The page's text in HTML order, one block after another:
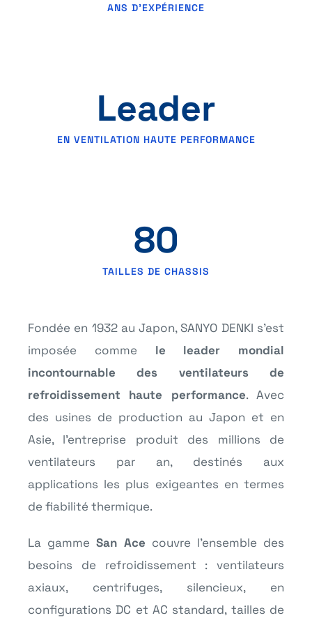
ANS D’EXPÉRIENCE
Leader
EN VENTILATION HAUTE PERFORMANCE
80
TAILLES DE CHASSIS
Fondée en 1932 au Japon, SANYO DENKI s’est
imposée comme le leader mondial
incontournable des ventilateurs de
refroidissement haute performance. Avec
des usines de production au Japon et en
Asie, l’entreprise produit des millions de
ventilateurs par an, destinés aux
applications les plus exigeantes en termes
de fiabilité thermique.
La gammeSan Ace couvre l’ensemble des
besoins de refroidissement : ventilateurs
axiaux, centrifuges, silencieux, en
configurations DC et AC standard, tailles de